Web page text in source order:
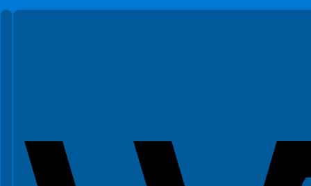
Spełniamy standardy WCAG 2.2
Spełniamy standardy W3C